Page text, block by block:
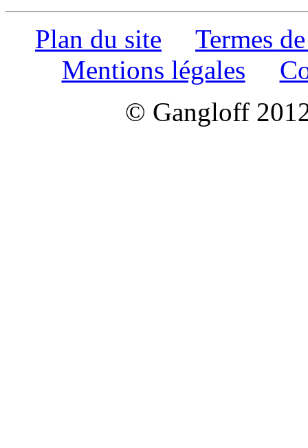
Plan du site
Termes
Mentions légales
© Gangloff